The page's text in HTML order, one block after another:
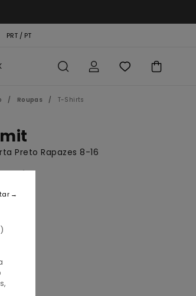
PRT / PT
Roupas T-Shirts
Preto Rapazes 8-16